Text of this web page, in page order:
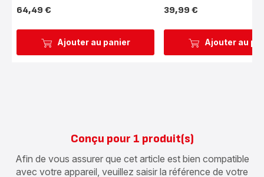
Ajouter au panier
Prix
64,49 €
Ajouter au
Prix
39,99 €
Conçu pour 1 produit(s)
Afin de vous assurer que cet article est bien compatible
avec votre appareil, veuillez saisir la référence de votre